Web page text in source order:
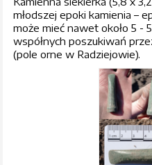
młodszej epoki kamienia –
może mieć nawet około 5 -
współnych poszukiwań
(pole orne w Radziejowie).